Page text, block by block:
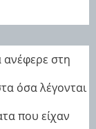
στη
όσα λέγονται
που είχαν